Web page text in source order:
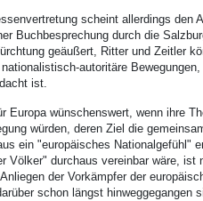
scheint allerdings den
Buchbesprechung durch die
geäußert, Ritter und Zeitler
autoritäre
ist.
Europa wünschenswert, wenn ihre
würden, deren Ziel die
ein "europäisches Nationalgefühl"
Völker" durchaus vereinbar wäre, ist
der Vorkämpfer der
schon längst hinweggegangen